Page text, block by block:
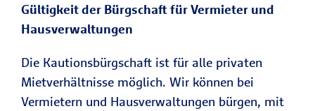
Gültigkeit der Bürgschaft für Vermieter und
Hausverwaltungen
Die Kautionsbürgschaft ist für alle privaten
Mietverhältnisse möglich. Wir können bei
Vermietern und Hausverwaltungen bürgen, mit